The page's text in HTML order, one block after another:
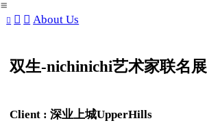
︎
︎ ︎ ︎ About Us
双生-nichinichi艺术家联名展
Client : 深业上城UpperHills